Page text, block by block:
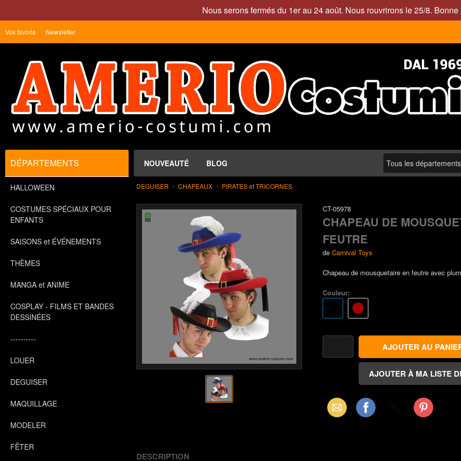
Nous serons fermés du 1er au 24 août. Nous rouvrirons le 25/8. Bonne
Vos favoris Newsletter
NOUVEAUTÉ BLOG
DÉPARTEMENTS
HALLOWEEN
COSTUMES SPÉCIAUX POUR
ENFANTS
SAISONS et ÉVÉNEMENTS
THÈMES
MANGA et ANIME
COSPLAY - FILMS ET BANDES
DESSINÉES
----------
LOUER
DEGUISER
MAQUILLAGE
MODELER
FÊTER
DEGUISER CHAPEAUX PIRATES et TRICORNES
CT-05978
CHAPEAU DE
FEUTRE
de Carnival Toys
Chapeau de mousquetaire en feutre avec
Couleur:
Email Facebook Pinterest
DESCRIPTION